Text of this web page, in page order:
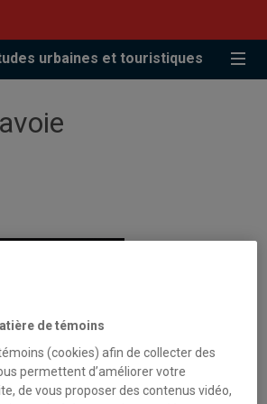
urbaines et touristiques
de témoins
(cookies) afin de collecter des
permettent d’améliorer votre
de vous proposer des contenus vidéo,